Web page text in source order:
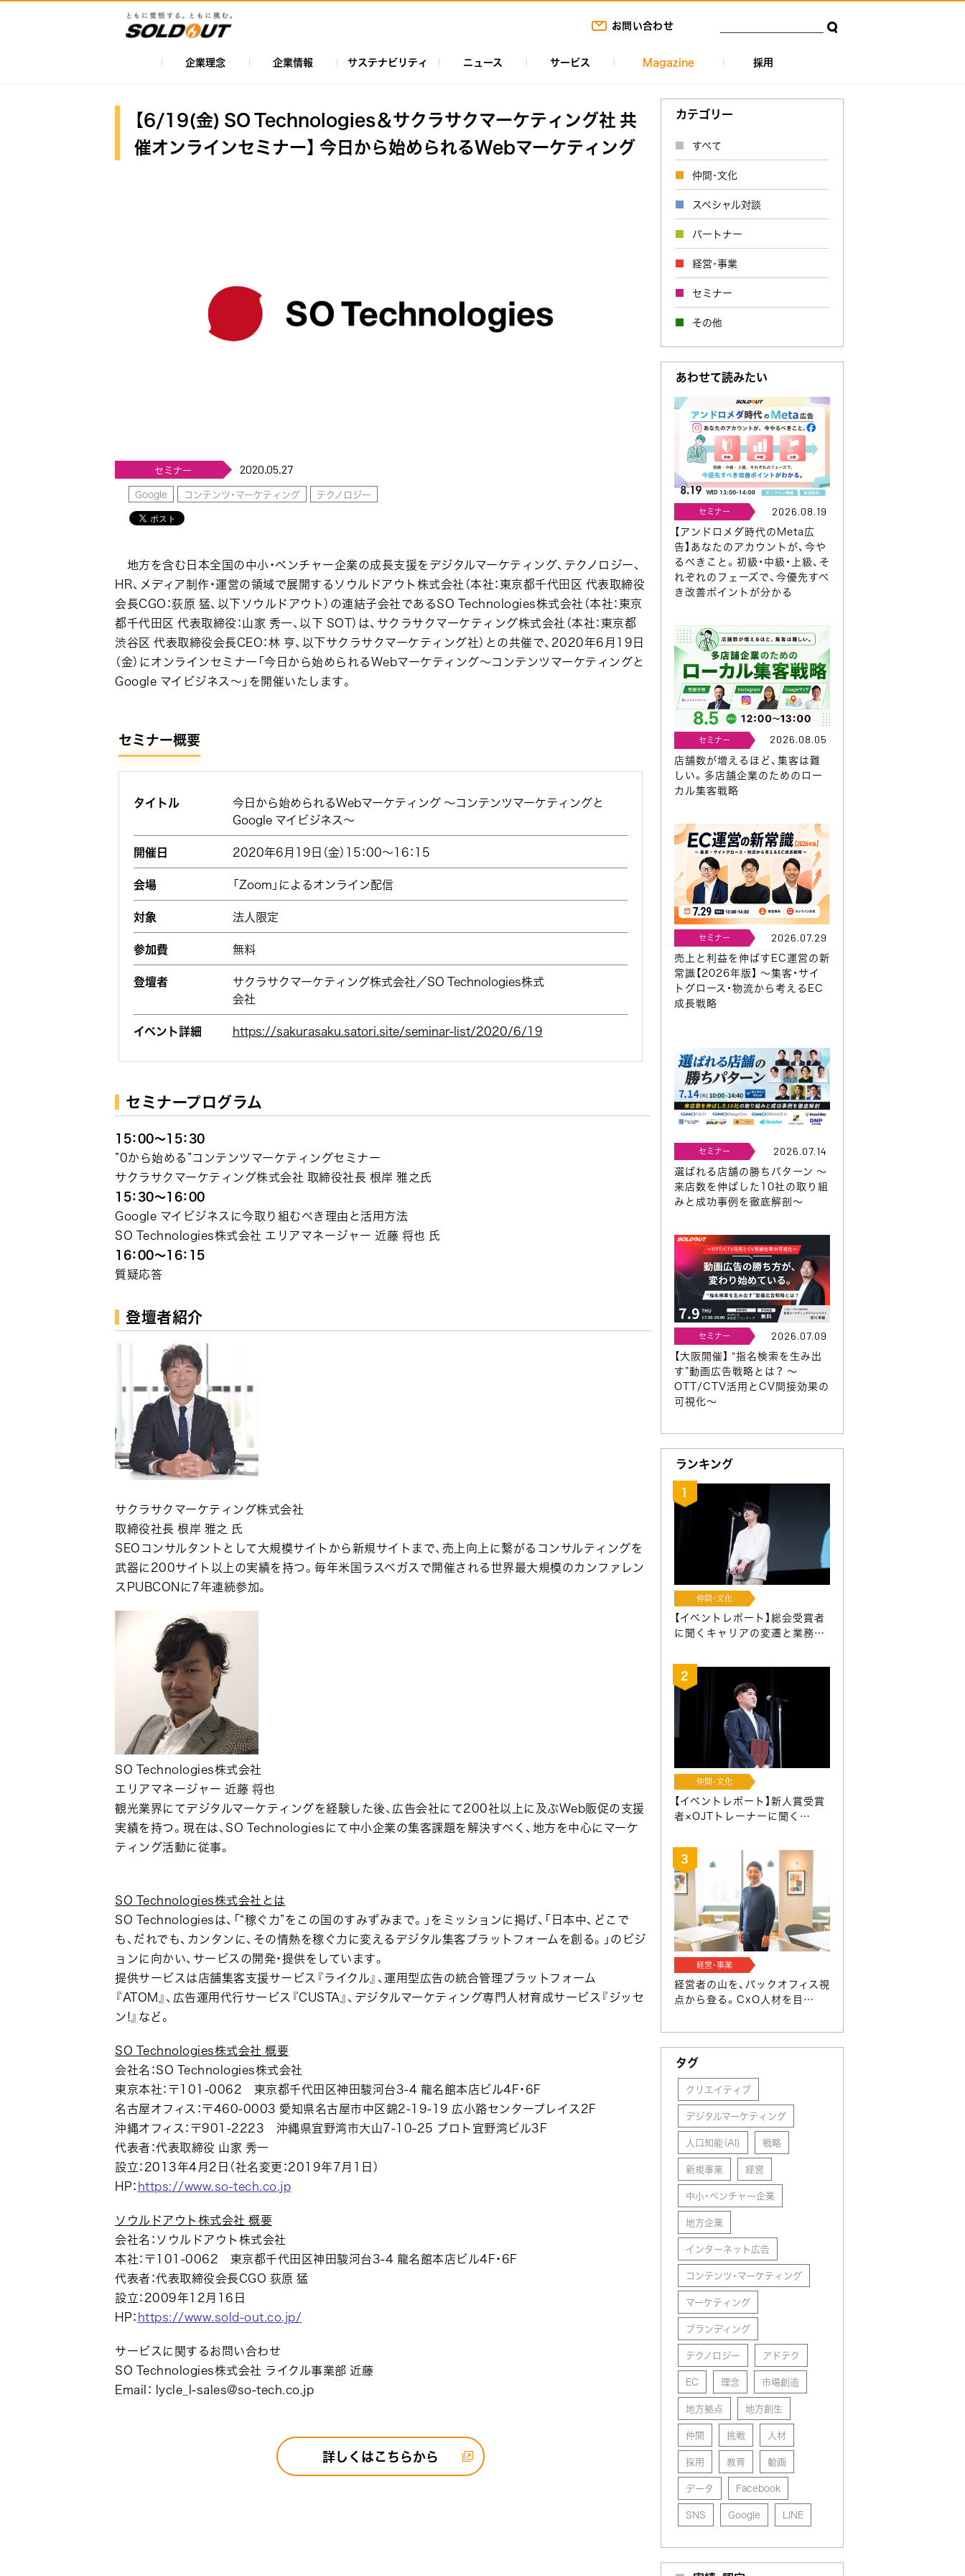
お問い合わせ
ン
ナ
ビ
企業理念 企業情報 サステナビリティ ニュース サービス Magazine 採用
【6/19(金) SO Technologies＆サクラサクマーケティング社 共
催オンラインセミナー】 今日から始められるWebマーケティング
セミナー
2020.05.27
Google
コンテンツ・マーケティング テクノロジー
地方を含む日本全国の中小・ベンチャー企業の成長支援をデジタルマーケティング、テクノロジー、
HR、メディア制作・運営の領域で展開するソウルドアウト株式会社（本社：東京都千代田区 代表取締役
会長CGO：荻原 猛、以下ソウルドアウト）の連結子会社であるSO Technologies株式会社（本社：東京
都千代田区 代表取締役：山家 秀一、以下 SOT）は、サクラサクマーケティング株式会社（本社：東京都
渋谷区 代表取締役会長CEO：林 亨、以下サクラサクマーケティング社）との共催で、2020年6月19日
（金）にオンラインセミナー「今日から始められるWebマーケティング～コンテンツマーケティングと
Google マイビジネス～」を開催いたします。
セミナー概要
タイトル
今日から始められるWebマーケティング ～コンテンツマーケティングと
Google マイビジネス～
開催日
2020年6月19日（金）15：00～16：15
会場
「Zoom」によるオンライン配信
対象
法人限定
参加費
無料
登壇者
サクラサクマーケティング株式会社／SO Technologies株式
会社
イベント詳細
https://sakurasaku.satori.site/seminar-list/2020/6/19
セミナープログラム
15：00～15：30
”0から始める”コンテンツマーケティングセミナー
サクラサクマーケティング株式会社 取締役社長 根岸 雅之氏
15：30～16：00
Google マイビジネスに今取り組むべき理由と活用方法
SO Technologies株式会社 エリアマネージャー 近藤 将也 氏
16：00～16：15
質疑応答
登壇者紹介
サクラサクマーケティング株式会社
取締役社長 根岸 雅之 氏
SEOコンサルタントとして大規模サイトから新規サイトまで、売上向上に繋がるコンサルティングを
武器に200サイト以上の実績を持つ。毎年米国ラスベガスで開催される世界最大規模のカンファレン
スPUBCONに7年連続参加。
SO Technologies株式会社
エリアマネージャー 近藤 将也
観光業界にてデジタルマーケティングを経験した後、広告会社にて200社以上に及ぶWeb販促の支援
実績を持つ。現在は、SO Technologiesにて中小企業の集客課題を解決すべく、地方を中心にマーケ
ティング活動に従事。
SO Technologies株式会社とは
SO Technologiesは、「“稼ぐ力”をこの国のすみずみまで。」をミッションに掲げ、「日本中、どこで
も、だれでも、カンタンに、その情熱を稼ぐ力に変えるデジタル集客プラットフォームを創る。」のビジ
ョンに向かい、サービスの開発・提供をしています。
提供サービスは店舗集客支援サービス『ライクル』、運用型広告の統合管理プラットフォーム
『ATOM』、広告運用代行サービス『CUSTA』、デジタルマーケティング専門人材育成サービス『ジッセ
ン!』など。
SO Technologies株式会社 概要
会社名：SO Technologies株式会社
東京本社：〒101-0062 東京都千代田区神田駿河台3-4 龍名館本店ビル4F・6F
名古屋オフィス：〒460-0003 愛知県名古屋市中区錦2-19-19 広小路センタープレイス2F
沖縄オフィス：〒901-2223 沖縄県宜野湾市大山7-10-25 プロト宜野湾ビル3F
代表者：代表取締役 山家 秀一
設立：2013年4月2日（社名変更：2019年7月1日）
HP：https://www.so-tech.co.jp
ソウルドアウト株式会社 概要
会社名：ソウルドアウト株式会社
本社：〒101-0062 東京都千代田区神田駿河台3-4 龍名館本店ビル4F・6F
代表者：代表取締役会長CGO 荻原 猛
設立：2009年12月16日
HP：https://www.sold-out.co.jp/
サービスに関するお問い合わせ
SO Technologies株式会社 ライクル事業部 近藤
Email： lycle_l-sales@so-tech.co.jp
詳しくはこちらから
カテゴリー
すべて
仲間･文化
スペシャル対談
パートナー
経営･事業
セミナー
その他
あわせて読みたい
セミナー 2026.08.19
【アンドロメダ時代のMeta広
告】あなたのアカウントが、今や
るべきこと。初級・中級・上級、そ
れぞれのフェーズで、今優先すべ
き改善ポイントが分かる
セミナー 2026.08.05
店舗数が増えるほど、集客は難
しい。多店舗企業のためのロー
カル集客戦略
セミナー 2026.07.29
売上と利益を伸ばすEC運営の新
常識【2026年版】 ～集客・サイ
トグロース・物流から考えるEC
成長戦略
セミナー 2026.07.14
選ばれる店舗の勝ちパターン ～
来店数を伸ばした10社の取り組
みと成功事例を徹底解剖～
セミナー 2026.07.09
【大阪開催】 “指名検索を生み出
す”動画広告戦略とは？ 〜
OTT/CTV活用とCV間接効果の
可視化〜
ランキング
仲間･文化
【イベントレポート】総会受賞者
に聞くキャリアの変遷と業務…
仲間･文化
【イベントレポート】新人賞受賞
者×OJTトレーナーに聞く…
経営･事業
経営者の山を、バックオフィス視
点から登る。CxO人材を目…
タグ
クリエイティブ
デジタルマーケティング
人口知能（AI)
戦略
新規事業
経営
中小・ベンチャー企業
地方企業
インターネット広告
コンテンツ・マーケティング
マーケティング
ブランディング
テクノロジー
アドテク
EC
理念
市場創造
地方拠点
地方創生
仲間
挑戦
人材
採用
教育
動画
データ
Facebook
SNS
Google LINE